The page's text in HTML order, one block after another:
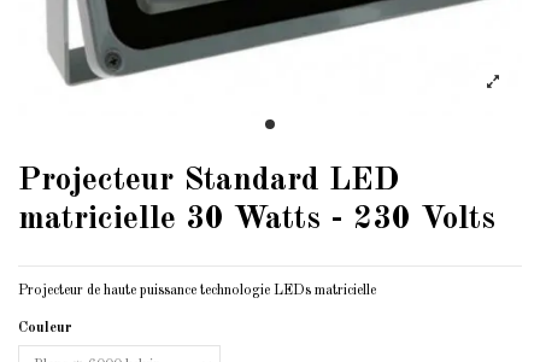
Projecteur Standard LED
matricielle 30 Watts - 230 Volts
Projecteur de haute puissance technologie LEDs matricielle
Couleur